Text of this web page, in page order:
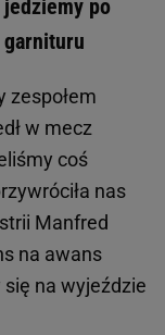
po
zespołem
w mecz
coś
nas
Manfred
na awans
na wyjeździe